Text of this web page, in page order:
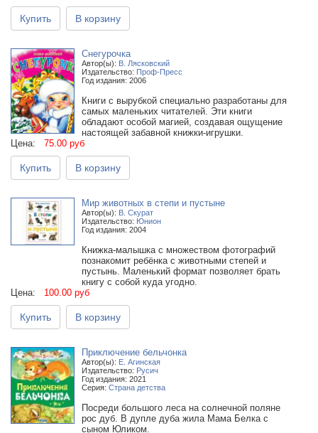
Купить В корзину
Снегурочка
Автор(ы): В. Лясковский
Издательство: Проф-Пресс
Год издания: 2006
Книги с вырубкой специально разработаны для
самых маленьких читателей. Эти книги
обладают особой магией, создавая ощущение
настоящей забавной книжки-игрушки.
Цена: 75.00 руб
Купить В корзину
Мир животных в степи и пустыне
Автор(ы): В. Скурат
Издательство: Юнион
Год издания: 2004
Книжка-малышка с множеством фотографий
познакомит ребёнка с животными степей и
пустынь. Маленький формат позволяет брать
книгу с собой куда угодно.
Цена: 100.00 руб
Купить В корзину
Приключение бельчонка
Автор(ы): Е. Агинская
Издательство: Русич
Год издания: 2021
Серия: Страна детства
Посреди большого леса на солнечной поляне
рос дуб. В дупле дуба жила Мама Белка с
сыном Юликом.